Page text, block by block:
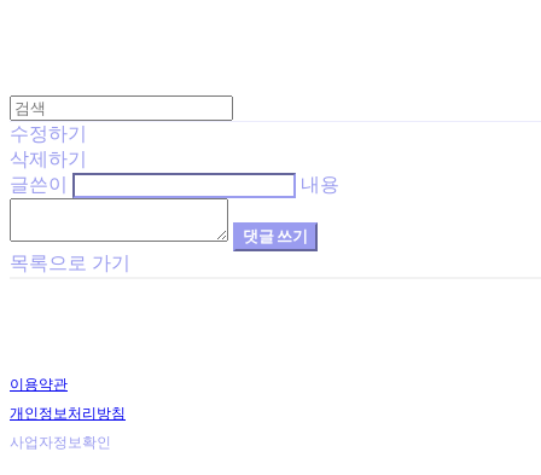
수정하기
삭제하기
글쓴이
내용
댓글 쓰기
목록으로 가기
이용약관
개인정보처리방침
사업자정보확인